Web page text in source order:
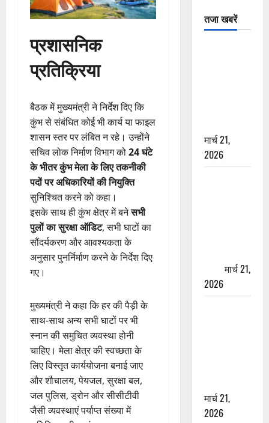
प्रशासनिक
प्रतिक्रिया
बैठक में मुख्यमंत्री ने निर्देश दिए कि
कुंभ से संबंधित कोई भी कार्य या फाइल
शासन स्तर पर लंबित न रहे। उन्होंने
सचिव लोक निर्माण विभाग को24 घंटे
के भीतर कुंभ मेला के लिए तकनीकी
पदों पर अधिकारियों की नियुक्ति
सुनिश्चित करने को कहा।
इसके साथ ही कुंभ क्षेत्र में बनेसभी
पुलों का सुरक्षा ऑडिट, सभी घाटों का
सौंदर्यकरण और आवश्यकता के
अनुसार पुनर्निर्माण करने के निर्देश दिए
गए।
मुख्यमंत्री ने कहा कि हर की पैड़ी के
साथ-साथ अन्य सभी घाटों पर भी
स्नान की समुचित व्यवस्था होनी
चाहिए। मेला क्षेत्र की स्वच्छता के
लिए विस्तृत कार्ययोजना बनाई जाए
और शौचालय, पेयजल, सुरक्षा बल,
जल पुलिस, ड्रोन और सीसीटीवी
जैसी व्यवस्थाएं पर्याप्त संख्या में
तजा खबरें
मार्च 21,
2026
मार्च 21,
2026
मार्च 21,
2026